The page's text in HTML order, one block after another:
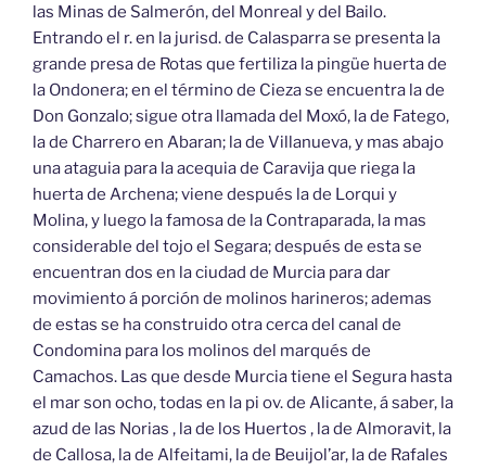
las Minas de Salmerón, del Monreal y del Bailo.
Entrando el r. en la jurisd. de Calasparra se presenta la
grande presa de Rotas que fertiliza la pingüe huerta de
la Ondonera; en el término de Cieza se encuentra la de
Don Gonzalo; sigue otra llamada del Moxó, la de Fatego,
la de Charrero en Abaran; la de Villanueva, y mas abajo
una ataguia para la acequia de Caravija que riega la
huerta de Archena; viene después la de Lorqui y
Molina, y luego la famosa de la Contraparada, la mas
considerable del tojo el Segara; después de esta se
encuentran dos en la ciudad de Murcia para dar
movimiento á porción de molinos harineros; ademas
de estas se ha construido otra cerca del canal de
Condomina para los molinos del marqués de
Camachos. Las que desde Murcia tiene el Segura hasta
el mar son ocho, todas en la pi ov. de Alicante, á saber, la
azud de las Norias , la de los Huertos , la de Almoravit, la
de Callosa, la de Alfeitami, la de Beuijol’ar, la de Rafales